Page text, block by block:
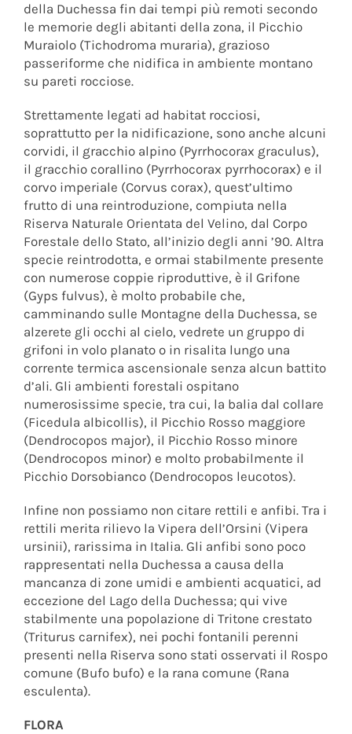
della Duchessa fin dai tempi più remoti secondo
le memorie degli abitanti della zona, il Picchio
Muraiolo (Tichodroma muraria), grazioso
passeriforme che nidifica in ambiente montano
su pareti rocciose.
Strettamente legati ad habitat rocciosi,
soprattutto per la nidificazione, sono anche alcuni
corvidi, il gracchio alpino (Pyrrhocorax graculus),
il gracchio corallino (Pyrrhocorax pyrrhocorax) e il
corvo imperiale (Corvus corax), quest’ultimo
frutto di una reintroduzione, compiuta nella
Riserva Naturale Orientata del Velino, dal Corpo
Forestale dello Stato, all’inizio degli anni ’90. Altra
specie reintrodotta, e ormai stabilmente presente
con numerose coppie riproduttive, è il Grifone
(Gyps fulvus), è molto probabile che,
camminando sulle Montagne della Duchessa, se
alzerete gli occhi al cielo, vedrete un gruppo di
grifoni in volo planato o in risalita lungo una
corrente termica ascensionale senza alcun battito
d’ali. Gli ambienti forestali ospitano
numerosissime specie, tra cui, la balia dal collare
(Ficedula albicollis), il Picchio Rosso maggiore
(Dendrocopos major), il Picchio Rosso minore
(Dendrocopos minor) e molto probabilmente il
Picchio Dorsobianco (Dendrocopos leucotos).
Infine non possiamo non citare rettili e anfibi. Tra i
rettili merita rilievo la Vipera dell’Orsini (Vipera
ursinii), rarissima in Italia. Gli anfibi sono poco
rappresentati nella Duchessa a causa della
mancanza di zone umidi e ambienti acquatici, ad
eccezione del Lago della Duchessa; qui vive
stabilmente una popolazione di Tritone crestato
(Triturus carnifex), nei pochi fontanili perenni
presenti nella Riserva sono stati osservati il Rospo
comune (Bufo bufo) e la rana comune (Rana
esculenta).
FLORA